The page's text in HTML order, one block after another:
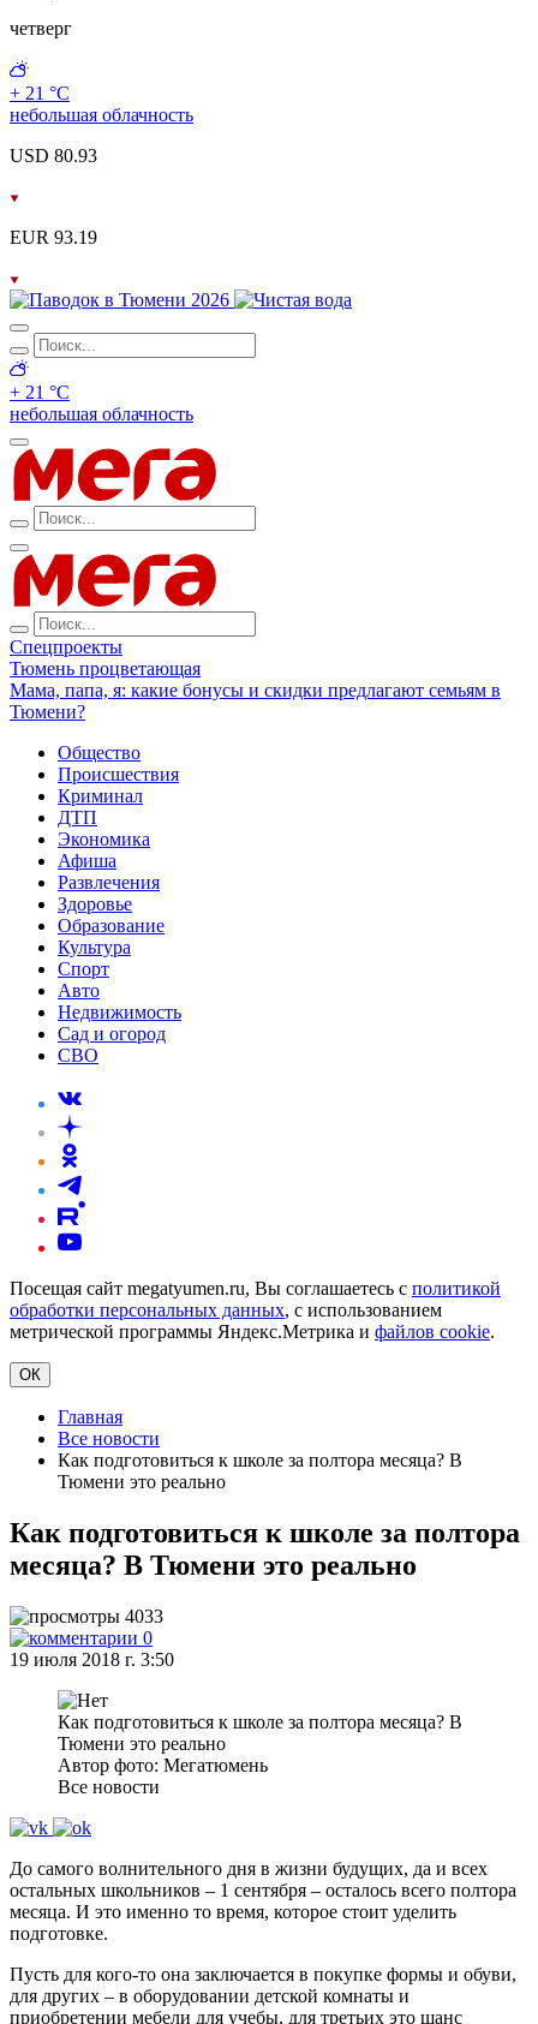
четверг
+ 21 °С
небольшая облачность
USD 80.93
EUR 93.19
+ 21 °С
небольшая облачность
Спецпроекты
Тюмень процветающая
Мама, папа, я: какие бонусы и скидки предлагают семьям в
Тюмени?
Общество
Происшествия
Криминал
ДТП
Экономика
Афиша
Развлечения
Здоровье
Образование
Культура
Спорт
Авто
Недвижимость
Сад и огород
СВО
Посещая сайт megatyumen.ru, Вы соглашаетесь с политикой
обработки персональных данных, с использованием
метрической программы Яндекс.Метрика и файлов cookie.
ОК
Главная
Все новости
Как подготовиться к школе за полтора месяца? В
Тюмени это реально
Как подготовиться к школе за полтора
месяца? В Тюмени это реально
4033
0
19 июля 2018 г. 3:50
Как подготовиться к школе за полтора месяца? В
Тюмени это реально
Автор фото: Мегатюмень
Все новости
До самого волнительного дня в жизни будущих, да и всех
остальных школьников – 1 сентября – осталось всего полтора
месяца. И это именно то время, которое стоит уделить
подготовке.
Пусть для кого-то она заключается в покупке формы и обуви,
для других – в оборудовании детской комнаты и
приобретении мебели для учебы, для третьих это шанс